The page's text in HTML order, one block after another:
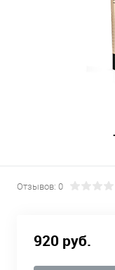
Отзывов: 0
920 руб.